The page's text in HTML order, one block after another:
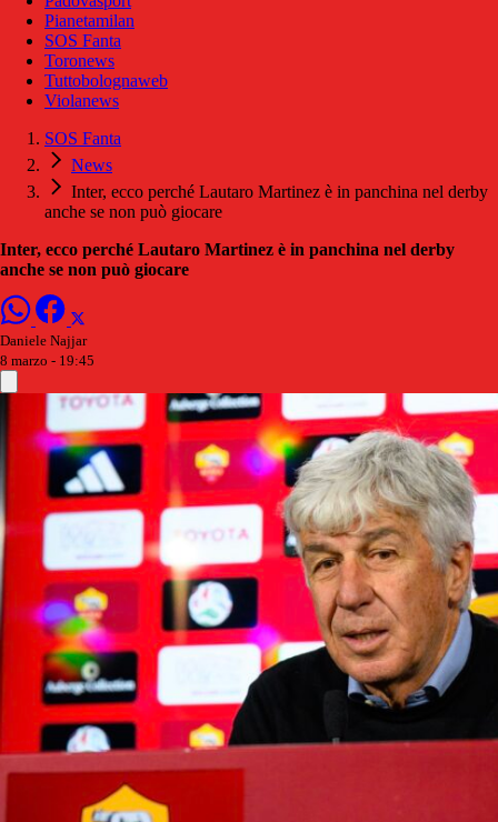
Pianetamilan
SOS Fanta
Toronews
Tuttobolognaweb
Violanews
SOS Fanta
News
Inter, ecco perché Lautaro Martinez è in panchina nel derby
anche se non può giocare
Inter, ecco perché Lautaro Martinez è in panchina nel derby
anche se non può giocare
Daniele Najjar
8 marzo - 19:45